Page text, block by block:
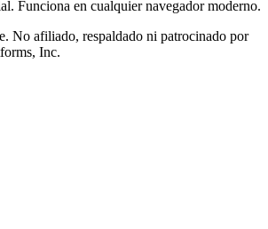
Funciona en cualquier navegador moderno.
No afiliado, respaldado ni patrocinado por
Inc.